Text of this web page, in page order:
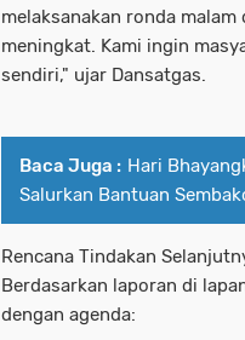
melaksanakan ronda
meningkat. Kami ingin
sendiri," ujar Dansatgas.
Baca Juga : Hari
Salurkan Bantuan
Rencana Tindakan
Berdasarkan laporan di
dengan agenda: